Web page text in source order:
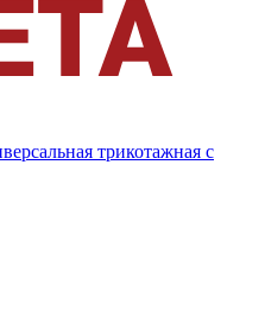
трикотажная с